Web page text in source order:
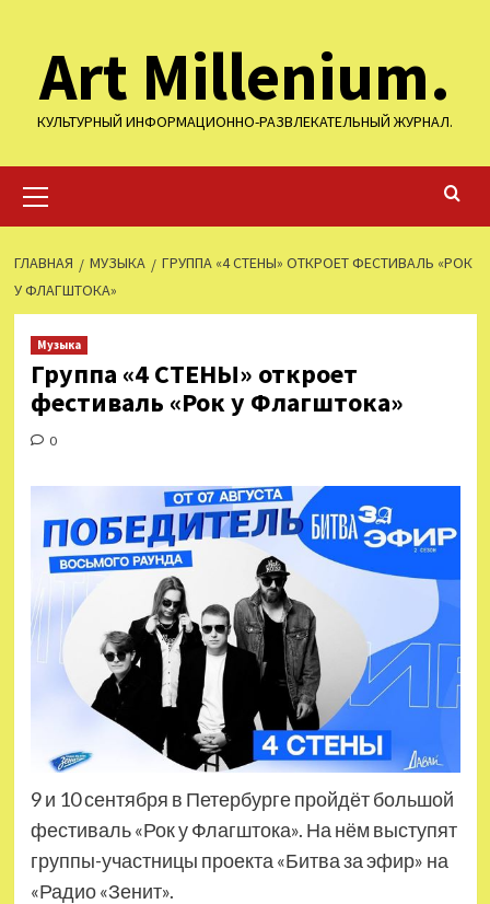
содержимому
Art Millenium.
КУЛЬТУРНЫЙ ИНФОРМАЦИОННО-РАЗВЛЕКАТЕЛЬНЫЙ ЖУРНАЛ.
меню
ГЛАВНАЯ МУЗЫКА
ГРУППА «4 СТЕНЫ» ОТКРОЕТ ФЕСТИВАЛЬ «РОК
У ФЛАГШТОКА»
Музыка
Группа «4 СТЕНЫ» откроет
фестиваль «Рок у Флагштока»
0
9 и 10 сентября в Петербурге пройдёт большой
фестиваль «Рок у Флагштока». На нём выступят
группы-участницы проекта «Битва за эфир» на
«Радио «Зенит».